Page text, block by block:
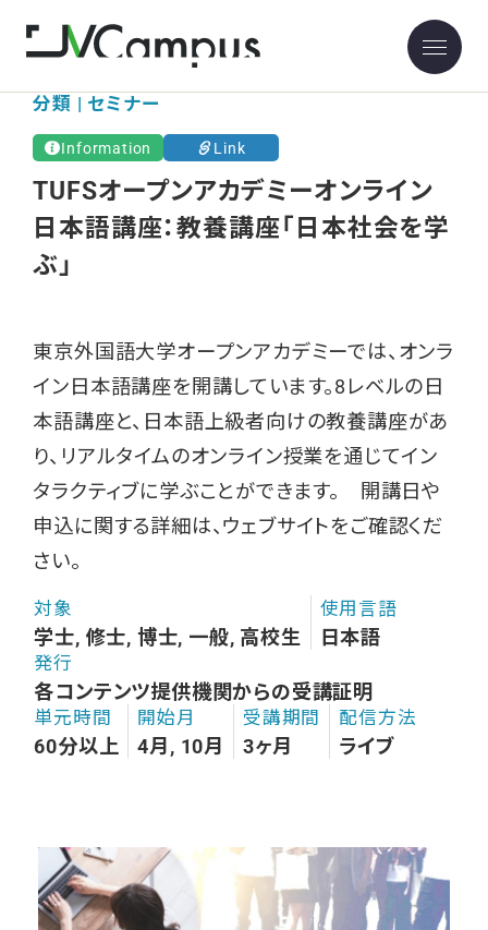
分類 | セミナー
Information Link
TUFSオープンアカデミーオンライン
日本語講座：教養講座「日本社会を学
ぶ」
東京外国語大学オープンアカデミーでは、オンラ
イン日本語講座を開講しています。8レベルの日
本語講座と、日本語上級者向けの教養講座があ
り、リアルタイムのオンライン授業を通じてイン
タラクティブに学ぶことができます。 開講日や
申込に関する詳細は、ウェブサイトをご確認くだ
さい。
対象
学士, 修士, 博士, 一般, 高校生
使用言語
日本語
発行
各コンテンツ提供機関からの受講証明
単元時間
60分以上
開始月
4月, 10月
受講期間
3ヶ月
配信方法
ライブ